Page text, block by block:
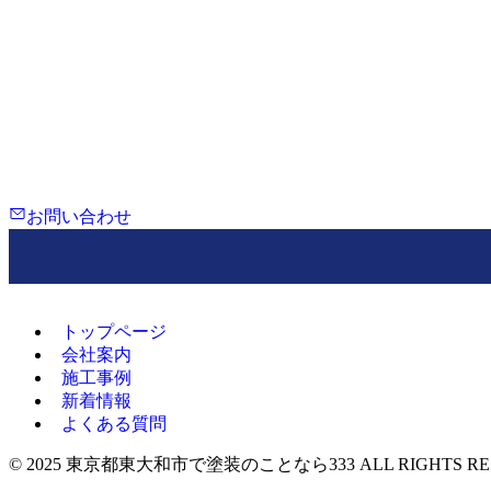
お問い合わせ
トップページ
会社案内
施工事例
新着情報
よくある質問
© 2025 東京都東大和市で塗装のことなら333 ALL RIGHTS